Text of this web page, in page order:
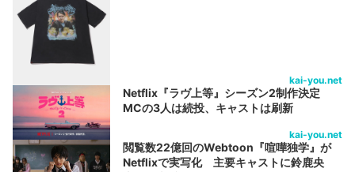
kai-you.net
Netflix『ラヴ上等』シーズン2制作決定
MCの3人は続投、キャストは刷新
kai-you.net
閲覧数22億回のWebtoon『喧嘩独学』が
Netflixで実写化 主要キャストに鈴鹿央